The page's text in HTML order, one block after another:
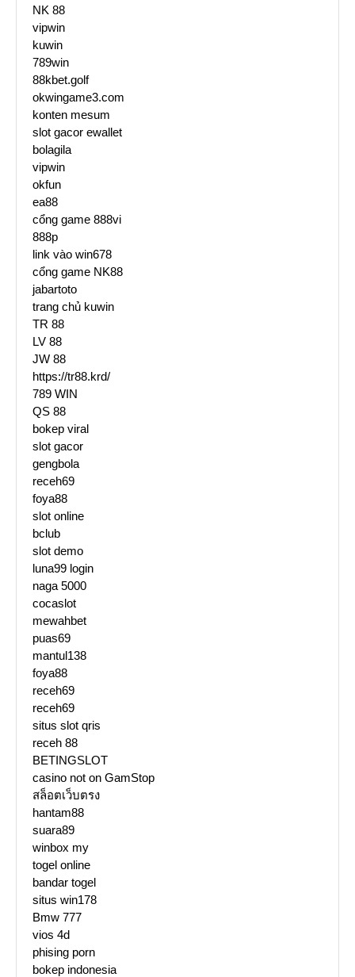
NK 88
vipwin
kuwin
789win
88kbet.golf
okwingame3.com
konten mesum
slot gacor ewallet
bolagila
vipwin
okfun
ea88
cổng game 888vi
888p
link vào win678
cổng game NK88
jabartoto
trang chủ kuwin
TR 88
LV 88
JW 88
https://tr88.krd/
789 WIN
QS 88
bokep viral
slot gacor
gengbola
receh69
foya88
slot online
bclub
slot demo
luna99 login
naga 5000
cocaslot
mewahbet
puas69
mantul138
foya88
receh69
receh69
situs slot qris
receh 88
BETINGSLOT
casino not on GamStop
สล็อตเว็บตรง
hantam88
suara89
winbox my
togel online
bandar togel
situs win178
Bmw 777
vios 4d
phising porn
bokep indonesia